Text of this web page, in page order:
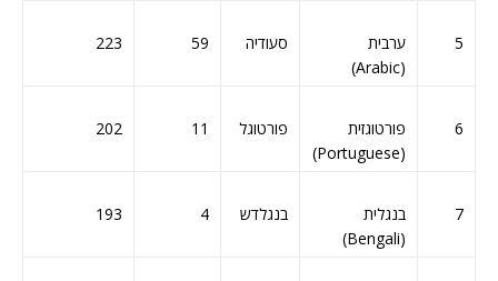
5
ערבית
(Arabic)
סעודיה 59
223
6
פורטוגזית
(Portuguese)
פורטוגל 11
202
7
בנגלית
(Bengali)
בנגלדש 4
193